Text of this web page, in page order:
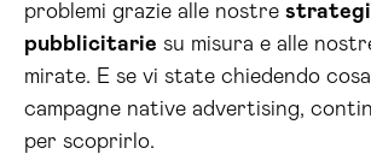
problemi grazie alle nostre
pubblicitarie su misura e alle
mirate. E se vi state chiedendo
campagne native advertising,
per scoprirlo.